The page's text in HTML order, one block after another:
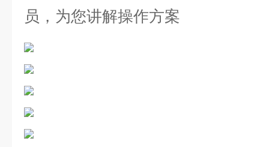
员，为您讲解操作方案